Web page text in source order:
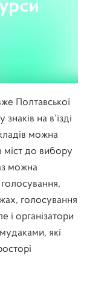
Полтавської
на в’їзді
можна
міст до вибору
можна
голосування
і організатори
які